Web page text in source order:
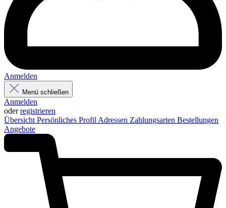
Anmelden
Menü schließen
Anmelden
oderregistrieren
Übersicht Persönliches Profil Adressen Zahlungsarten Bestellungen
Angebote